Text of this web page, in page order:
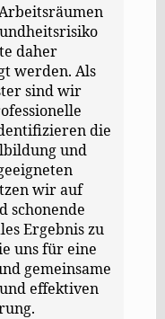
daher
werden. Als
sind wir
die
und
wir auf
schonende
Ergebnis zu
uns für eine
gemeinsame
effektiven